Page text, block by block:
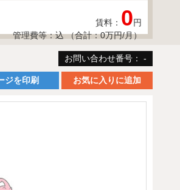
賃料： 0円
管理費等：込 （合計：0万円/月）
お問い合わせ番号： -
ジを印刷 お気に入りに追加